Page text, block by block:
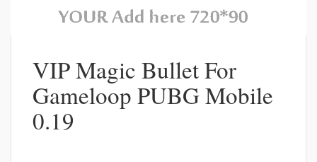
VIP Magic Bullet For
Gameloop PUBG Mobile
0.19